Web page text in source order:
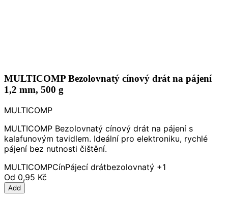
MULTICOMP Bezolovnatý cínový drát na pájení
1,2 mm, 500 g
MULTICOMP
MULTICOMP Bezolovnatý cínový drát na pájení s
kalafunovým tavidlem. Ideální pro elektroniku, rychlé
pájení bez nutnosti čištění.
MULTICOMPCínPájecí drátbezolovnatý +1
Od 0,95 Kč
Add